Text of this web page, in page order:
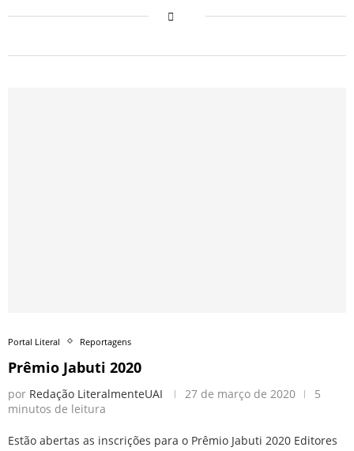
Portal Literal Reportagens
Prêmio Jabuti 2020
por Redação LiteralmenteUAI 27 de março de 2020
5
minutos de leitura
Estão abertas as inscrições para o Prêmio Jabuti 2020 Editores